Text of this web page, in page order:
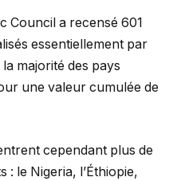
Council a recensé 601
essentiellement par
majorité des pays
une valeur cumulée de
cependant plus de
: le Nigeria, l’Éthiopie,